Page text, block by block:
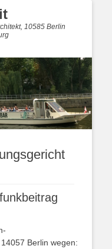
10585 Berlin
Berlin wegen: